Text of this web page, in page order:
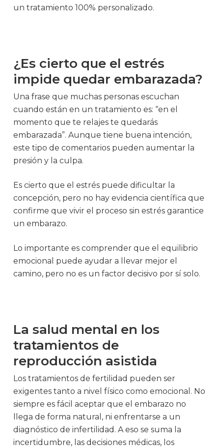
un tratamiento 100% personalizado.
¿Es cierto que el estrés
impide quedar embarazada?
Una frase que muchas personas escuchan
cuando están en un tratamiento es: “en el
momento que te relajes te quedarás
embarazada”. Aunque tiene buena intención,
este tipo de comentarios pueden aumentar la
presión y la culpa.
Es cierto que el estrés puede dificultar la
concepción, pero no hay evidencia científica que
confirme que vivir el proceso sin estrés garantice
un embarazo.
Lo importante es comprender que el equilibrio
emocional puede ayudar a llevar mejor el
camino, pero no es un factor decisivo por sí solo.
La salud mental en los
tratamientos de
reproducción asistida
Los tratamientos de fertilidad pueden ser
exigentes tanto a nivel físico como emocional. No
siempre es fácil aceptar que el embarazo no
llega de forma natural, ni enfrentarse a un
diagnóstico de infertilidad. A eso se suma la
incertidumbre, las decisiones médicas, los